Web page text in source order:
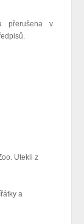
přerušena v
Utekli z
a